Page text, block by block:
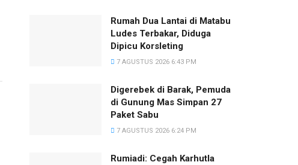
Rumah Dua Lantai di Matabu
Ludes Terbakar, Diduga
Dipicu Korsleting
7 AGUSTUS 2026 6:43 PM
Digerebek di Barak, Pemuda
di Gunung Mas Simpan 27
Paket Sabu
7 AGUSTUS 2026 6:24 PM
Rumiadi: Cegah Karhutla